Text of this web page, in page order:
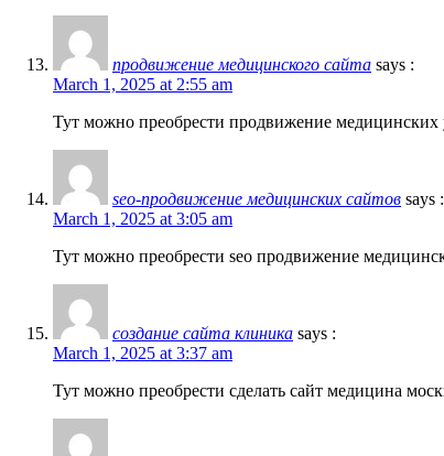
продвижение медицинского сайта says :
March 1, 2025 at 2:55 am
Тут можно преобрести продвижение медицинских
seo-продвижение медицинских сайтов says :
March 1, 2025 at 3:05 am
Тут можно преобрести seo продвижение
создание сайта клиника says :
March 1, 2025 at 3:37 am
Тут можно преобрести сделать сайт медицина